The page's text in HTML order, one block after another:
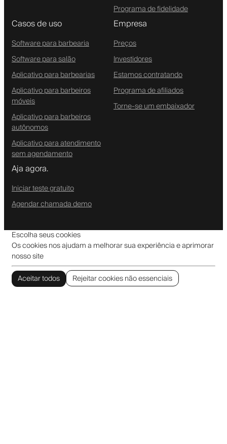
Programa de fidelidade
Casos de uso
Software para barbearia
Software para salão
Aplicativo para barbearias
Aplicativo para barbeiros
móveis
Aplicativo para barbeiros
autônomos
Aplicativo para atendimento
sem agendamento
Empresa
Preços
Investidores
Estamos contratando
Programa de afiliados
Torne-se um embaixador
Aja agora.
Iniciar teste gratuito
Agendar chamada demo
Escolha seus cookies
Os cookies nos ajudam a melhorar sua experiência e aprimorar
nosso site
Aceitar todos
Rejeitar cookies não essenciais